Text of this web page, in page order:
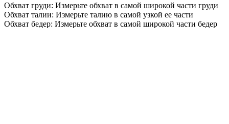
Обхват груди: Измерьте обхват в самой широкой части груди
Обхват талии: Измерьте талию в самой узкой ее части
Обхват бедер: Измерьте обхват в самой широкой части бедер